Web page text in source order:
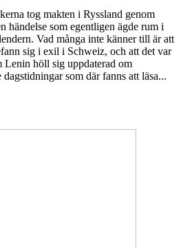
tog makten i Ryssland genom
händelse som egentligen ägde rum i
Vad många inte känner till är att
sig i exil i Schweiz, och att det var
Lenin höll sig uppdaterad om
som där fanns att läsa...